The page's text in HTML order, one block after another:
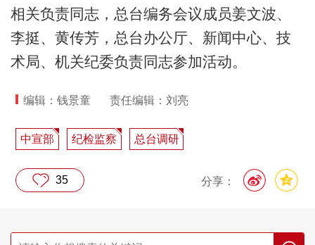
相关负责同志，总台编务会议成员姜文波、
李挺、黄传芳，总台办公厅、新闻中心、技
术局、机关纪委负责同志参加活动。
编辑：钱景童 责任编辑：刘亮
中宣部 纪检监察 总台调研
分享：
35